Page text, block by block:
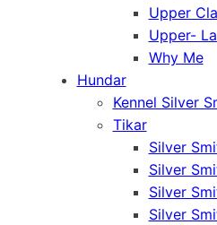
Upper
Upper-
Why Me
Hundar
Kennel Silver
Tikar
Silver
Silver
Silver
Silver